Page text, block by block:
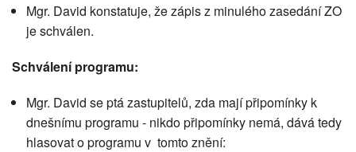
Mgr. David konstatuje, že zápis z minulého zasedání ZO
je schválen.
Schválení programu:
Mgr. David se ptá zastupitelů, zda mají připomínky k
dnešnímu programu - nikdo připomínky nemá, dává tedy
hlasovat o programu v tomto znění: